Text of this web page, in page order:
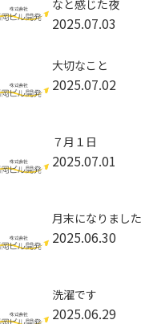
なと感じた夜
2025.07.03
大切なこと
2025.07.02
７月１日
2025.07.01
月末になりました
2025.06.30
洗濯です
2025.06.29